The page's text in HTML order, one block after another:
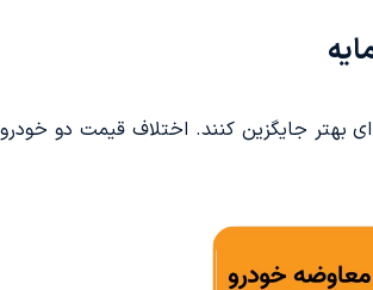
بهتر جایگزین کنند. اختلاف قیمت دو